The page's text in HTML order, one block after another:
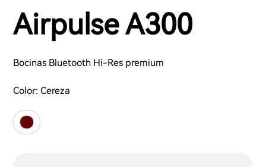
Airpulse A300
Bocinas Bluetooth Hi-Res premium
Color: Cereza